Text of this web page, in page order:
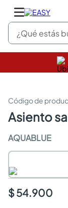
¿Qué estás
asiento
AQUABLUE
$ 54.900
pinturas
sanitarios
comedor
pisos
armarios closet
comedores
neveras